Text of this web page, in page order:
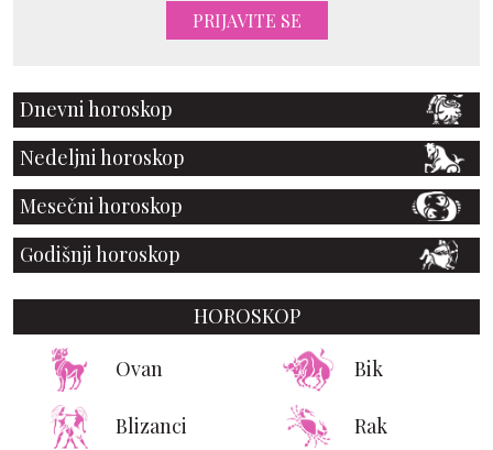
PRIJAVITE SE
Dnevni horoskop
Nedeljni horoskop
Mesečni horoskop
Godišnji horoskop
HOROSKOP
Ovan Bik
Blizanci Rak